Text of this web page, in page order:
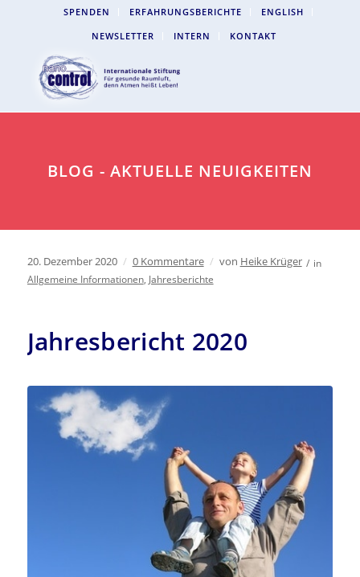
SPENDEN ERFAHRUNGSBERICHTE
ENGLISH
NEWSLETTER
INTERN KONTAKT
BLOG - AKTUELLE NEUIGKEITEN
20. Dezember 2020 / 0 Kommentare / von Heike Krüger / in
Allgemeine Informationen, Jahresberichte
Jahresbericht 2020